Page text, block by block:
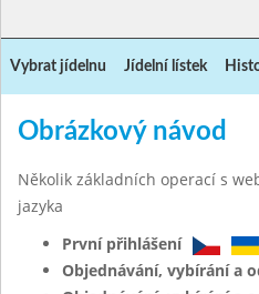
Vybrat jídelnu Jídelní lístek
Obrázkový návod
Několik základních operací s
jazyka
První přihlášení
Objednávání, vybírání a